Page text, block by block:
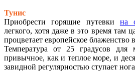
Тунис
Приобрести горящие путевки на
легкого, хотя даже в это время там
процветает европейское
Температура от 25 градусов
привычное, как и теплое море, и
завидной регулярностью ступает